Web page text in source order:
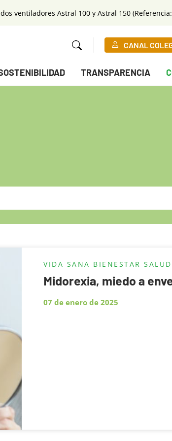
ventiladores Astral 100 y Astral 150 (Referencia:
CANAL
TRANSPARENCIA
VIDA SANA BIENESTAR SALUD
Midorexia, miedo a
07 de enero de 2025